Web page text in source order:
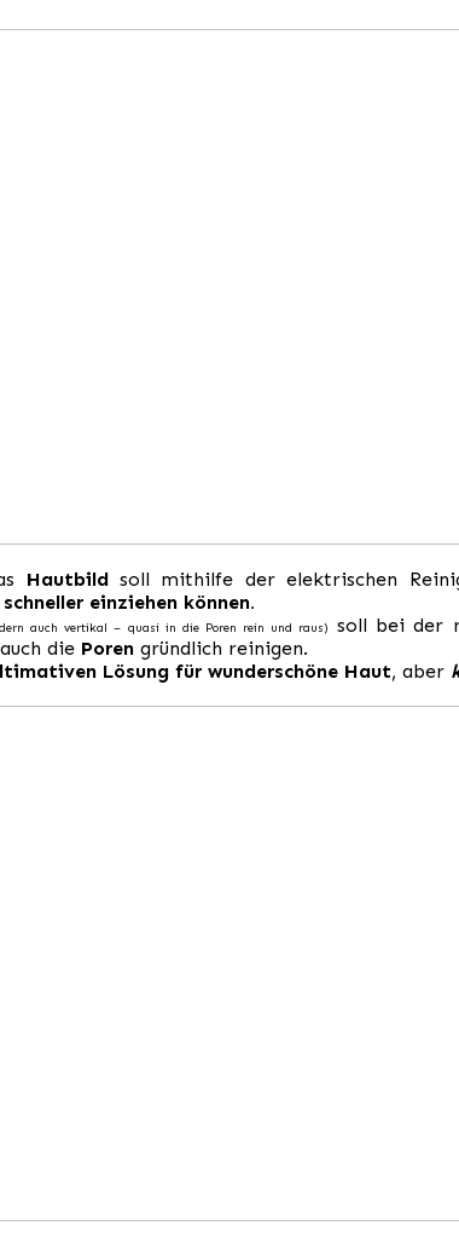
Hautbildsoll mithilfe der elektrischen
einziehen können.
auch vertikal – quasi in die Poren rein und raus) soll bei der
die Poren gründlich reinigen.
Lösung für wunderschöne Haut, aber